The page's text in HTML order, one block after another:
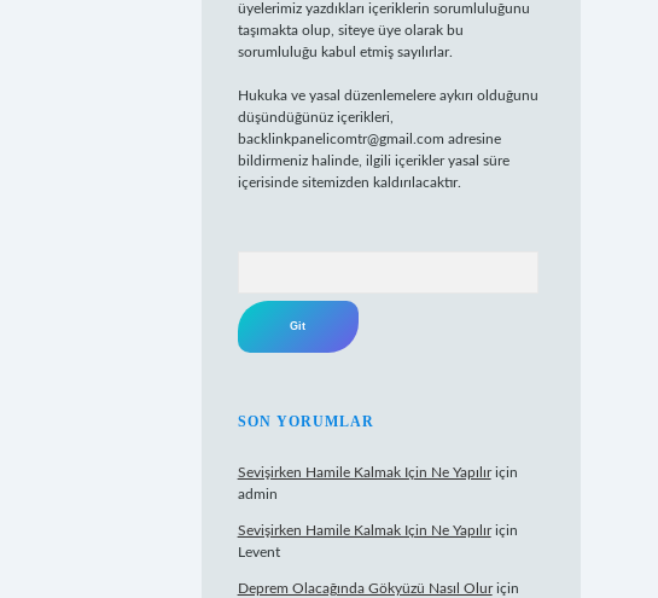
üyelerimiz yazdıkları içeriklerin sorumluluğunu
taşımakta olup, siteye üye olarak bu
sorumluluğu kabul etmiş sayılırlar.
Hukuka ve yasal düzenlemelere aykırı olduğunu
düşündüğünüz içerikleri,
backlinkpanelicomtr@gmail.com adresine
bildirmeniz halinde, ilgili içerikler yasal süre
içerisinde sitemizden kaldırılacaktır.
SON YORUMLAR
Sevişirken Hamile Kalmak Için Ne Yapılıriçin
admin
Sevişirken Hamile Kalmak Için Ne Yapılıriçin
Levent
Deprem Olacağında Gökyüzü Nasıl Oluriçin